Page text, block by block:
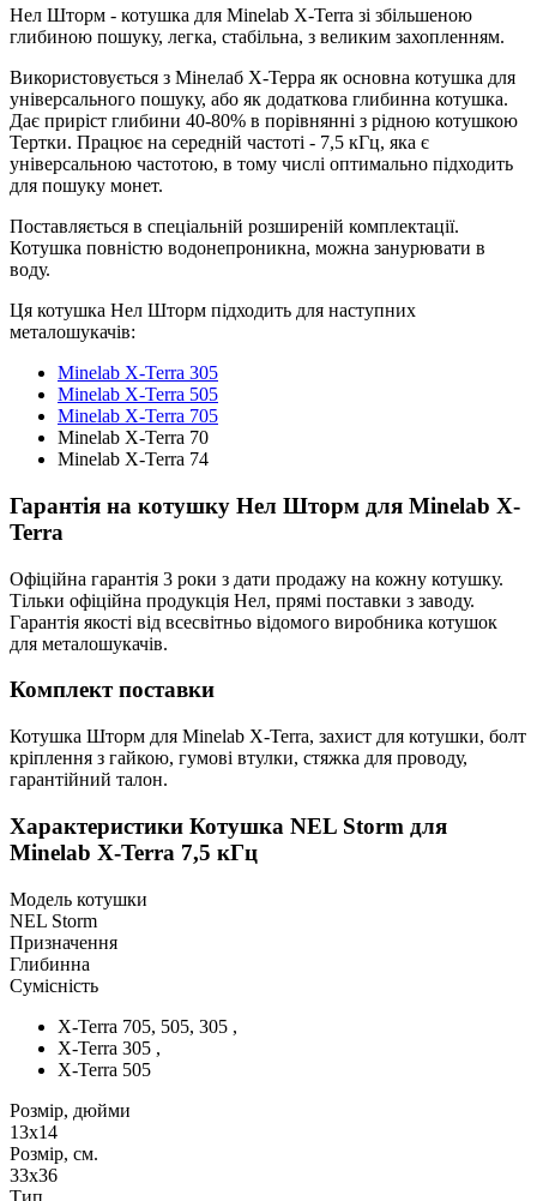
Нел Шторм - котушка для Minelab X-Terra зі збільшеною
глибиною пошуку, легка, стабільна, з великим захопленням.
Використовується з Мінелаб Х-Терра як основна котушка для
універсального пошуку, або як додаткова глибинна котушка.
Дає приріст глибини 40-80% в порівнянні з рідною котушкою
Тертки. Працює на середній частоті - 7,5 кГц, яка є
універсальною частотою, в тому числі оптимально підходить
для пошуку монет.
Поставляється в спеціальній розширеній комплектації.
Котушка повністю водонепроникна, можна занурювати в
воду.
Ця котушка Нел Шторм підходить для наступних
металошукачів:
Minelab X-Terra 305
Minelab X-Terra 505
Minelab X-Terra 705
Minelab X-Terra 70
Minelab X-Terra 74
Гарантія на котушку Нел Шторм для Minelab X-
Terra
Офіційна гарантія 3 роки з дати продажу на кожну котушку.
Тільки офіційна продукція Нел, прямі поставки з заводу.
Гарантія якості від всесвітньо відомого виробника котушок
для металошукачів.
Комплект поставки
Котушка Шторм для Minelab X-Terra, захист для котушки, болт
кріплення з гайкою, гумові втулки, стяжка для проводу,
гарантійний талон.
Характеристики Котушка NEL Storm для
Minelab X-Terra 7,5 кГц
Модель котушки
NEL Storm
Призначення
Глибинна
Сумісність
X-Terra 705, 505, 305 ,
X-Terra 305 ,
X-Terra 505
Розмір, дюйми
13x14
Розмір, см.
33x36
Тип